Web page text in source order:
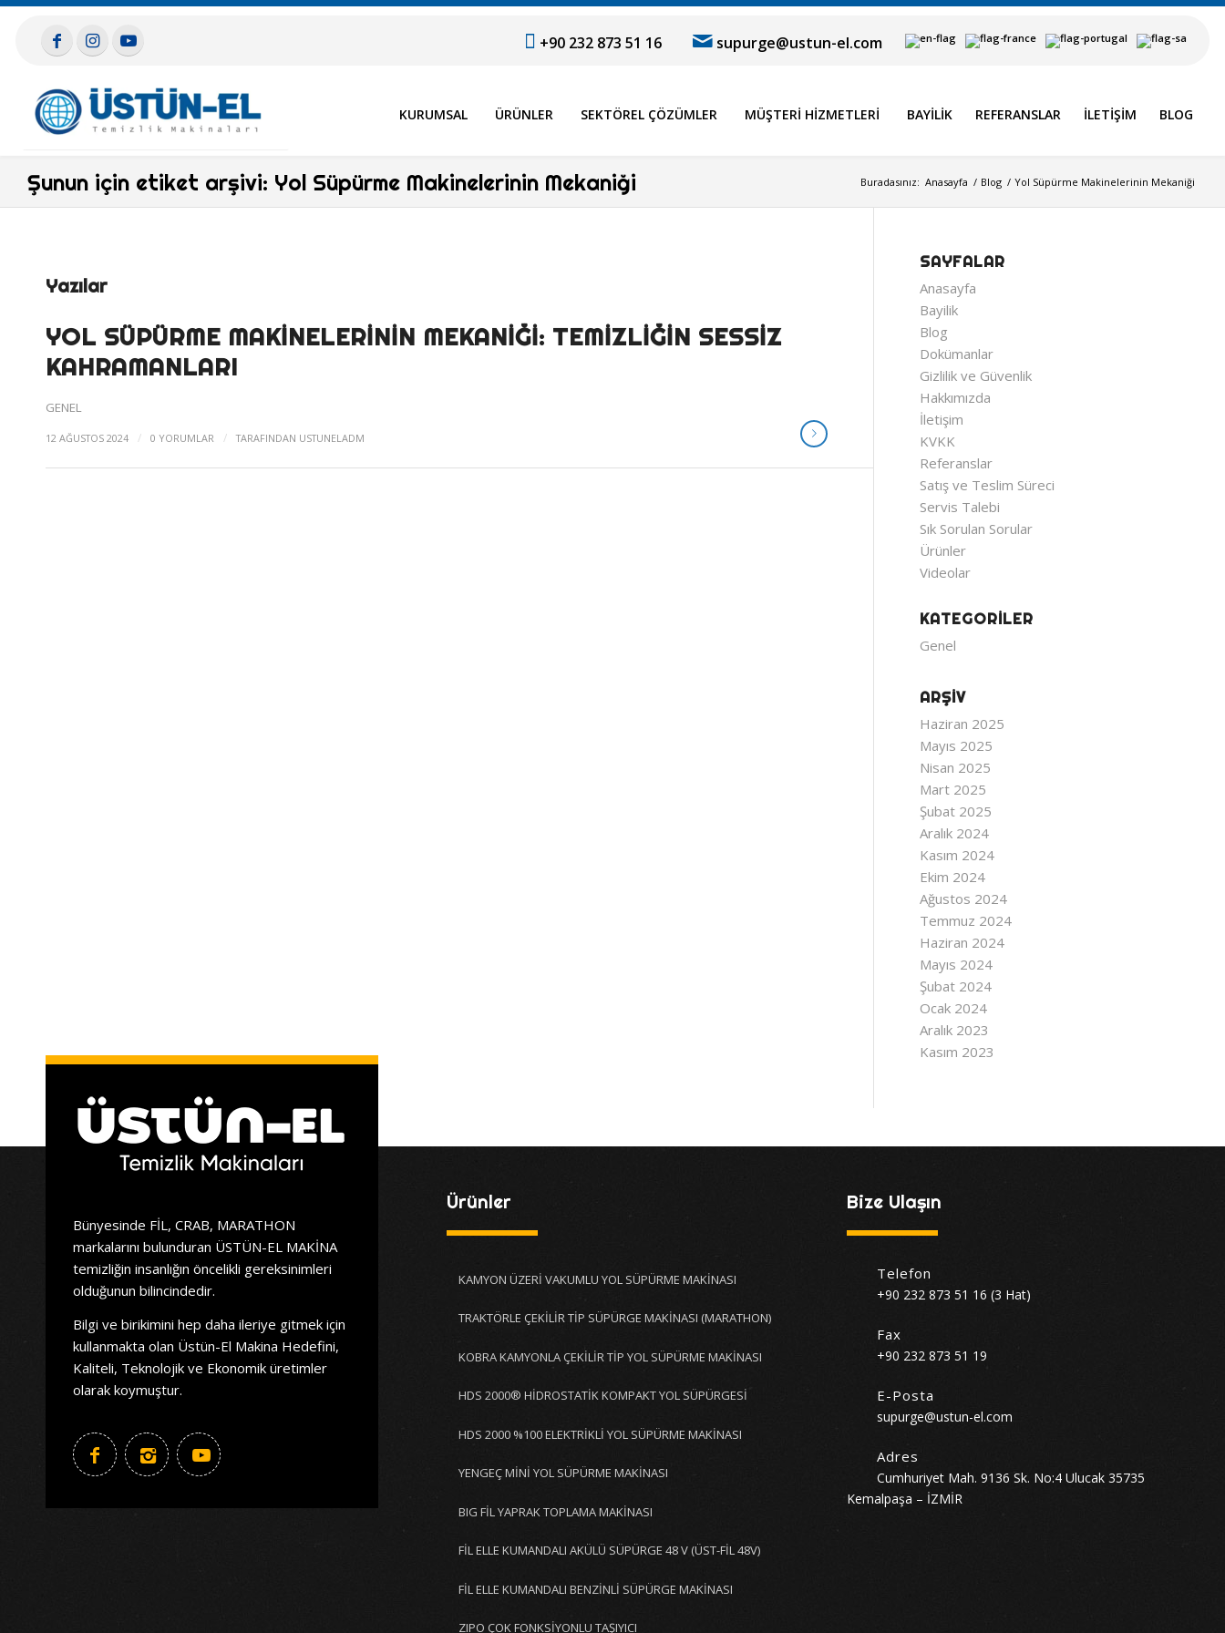
+90 232 873 51 16 supurge@ustun-el.com
KURUMSAL ÜRÜNLER SEKTÖREL ÇÖZÜMLER MÜŞTERI HIZMETLERI BAYILIK REFERANSLAR İLETIŞIM BLOG
Şunun için etiket arşivi: Yol Süpürme Makinelerinin Mekaniği Buradasınız: Anasayfa / Blog / Yol Süpürme Makinelerinin Mekaniği
Yazılar
YOL SÜPÜRME MAKINELERININ MEKANIĞI: TEMIZLIĞIN SESSIZ
KAHRAMANLARI
GENEL
12 AĞUSTOS 2024 / 0 YORUMLAR / TARAFINDAN USTUNELADM
SAYFALAR
Anasayfa
Bayilik
Blog
Dokümanlar
Gizlilik ve Güvenlik
Hakkımızda
İletişim
KVKK
Referanslar
Satış ve Teslim Süreci
Servis Talebi
Sık Sorulan Sorular
Ürünler
Videolar
KATEGORILER
Genel
ARŞIV
Haziran 2025
Mayıs 2025
Nisan 2025
Mart 2025
Şubat 2025
Aralık 2024
Kasım 2024
Ekim 2024
Ağustos 2024
Temmuz 2024
Haziran 2024
Mayıs 2024
Şubat 2024
Ocak 2024
Aralık 2023
Kasım 2023
Bünyesinde FİL, CRAB, MARATHON
markalarını bulunduran ÜSTÜN-EL MAKİNA
temizliğin insanlığın öncelikli gereksinimleri
olduğunun bilincindedir.
Bilgi ve birikimini hep daha ileriye gitmek için
kullanmakta olan Üstün-El Makina Hedefini,
Kaliteli, Teknolojik ve Ekonomik üretimler
olarak koymuştur.
Ürünler
KAMYON ÜZERİ VAKUMLU YOL SÜPÜRME MAKİNASI
TRAKTÖRLE ÇEKİLİR TİP SÜPÜRGE MAKİNASI (MARATHON)
KOBRA KAMYONLA ÇEKİLİR TİP YOL SÜPÜRME MAKİNASI
HDS 2000® HİDROSTATİK KOMPAKT YOL SÜPÜRGESİ
HDS 2000 %100 ELEKTRİKLİ YOL SÜPÜRME MAKİNASI
YENGEÇ MİNİ YOL SÜPÜRME MAKİNASI
BIG FİL YAPRAK TOPLAMA MAKİNASI
FİL ELLE KUMANDALI AKÜLÜ SÜPÜRGE 48 V (ÜST-FİL 48V)
FİL ELLE KUMANDALI BENZİNLİ SÜPÜRGE MAKİNASI
ZIPO ÇOK FONKSİYONLU TAŞIYICI
Bize Ulaşın
Telefon
+90 232 873 51 16 (3 Hat)
Fax
+90 232 873 51 19
E-Posta
supurge@ustun-el.com
Adres
Cumhuriyet Mah. 9136 Sk. No:4 Ulucak 35735
Kemalpaşa – İZMİR